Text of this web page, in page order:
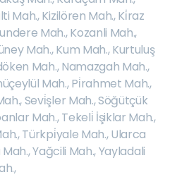
Mah.,Kizilören Mah.,Ki̇raz
Mah.,Kozanli Mah.,
Mah.,Kum Mah.,Kurtuluş
Mah.,Namazgah Mah.,
Mah.,Pi̇rahmet Mah.,
,Sevi̇şler Mah.,Söğütçük
Mah.,Tekeli̇ İşiklar Mah.,
,Türkpi̇yale Mah.,Ularca
,Yağcili Mah.,Yayladali
,